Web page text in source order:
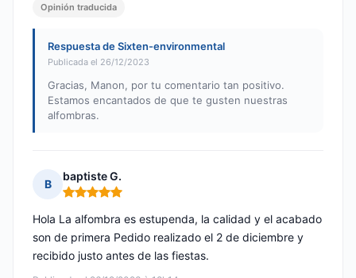
Opinión traducida
Respuesta de Sixten-environmental
Publicada el 26/12/2023
Gracias, Manon, por tu comentario tan positivo.
Estamos encantados de que te gusten nuestras
alfombras.
B
baptiste G.
Nota: 5 de 5
Hola La alfombra es estupenda, la calidad y el acabado
son de primera Pedido realizado el 2 de diciembre y
recibido justo antes de las fiestas.